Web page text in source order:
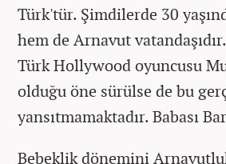
Türk'tür. Şimdilerde 30
hem de Arnavut
Türk Hollywood oyuncusu
olduğu öne sürülse de bu
yansıtmamaktadır. Babası
Bebeklik dönemini